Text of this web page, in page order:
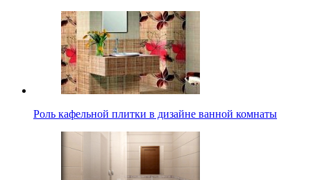
Роль кафельной плитки в дизайне ванной комнаты